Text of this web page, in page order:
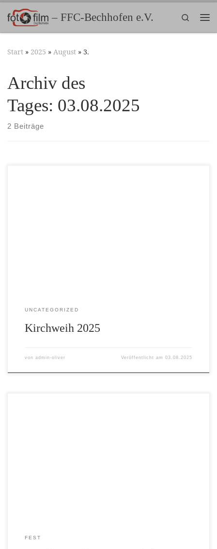
Zum Inhalt springen– FFC-Bechhofen e.V.
Search
Start » 2025 » August » 3.
Archiv des
Tages: 03.08.2025
2 Beiträge
UNCATEGORIZED
Kirchweih 2025
von admin-oliver Veröffentlicht am03.08.2025
FEST